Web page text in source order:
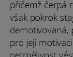
přičemž čerpá
však pokrok
demotivovaná,
pro její